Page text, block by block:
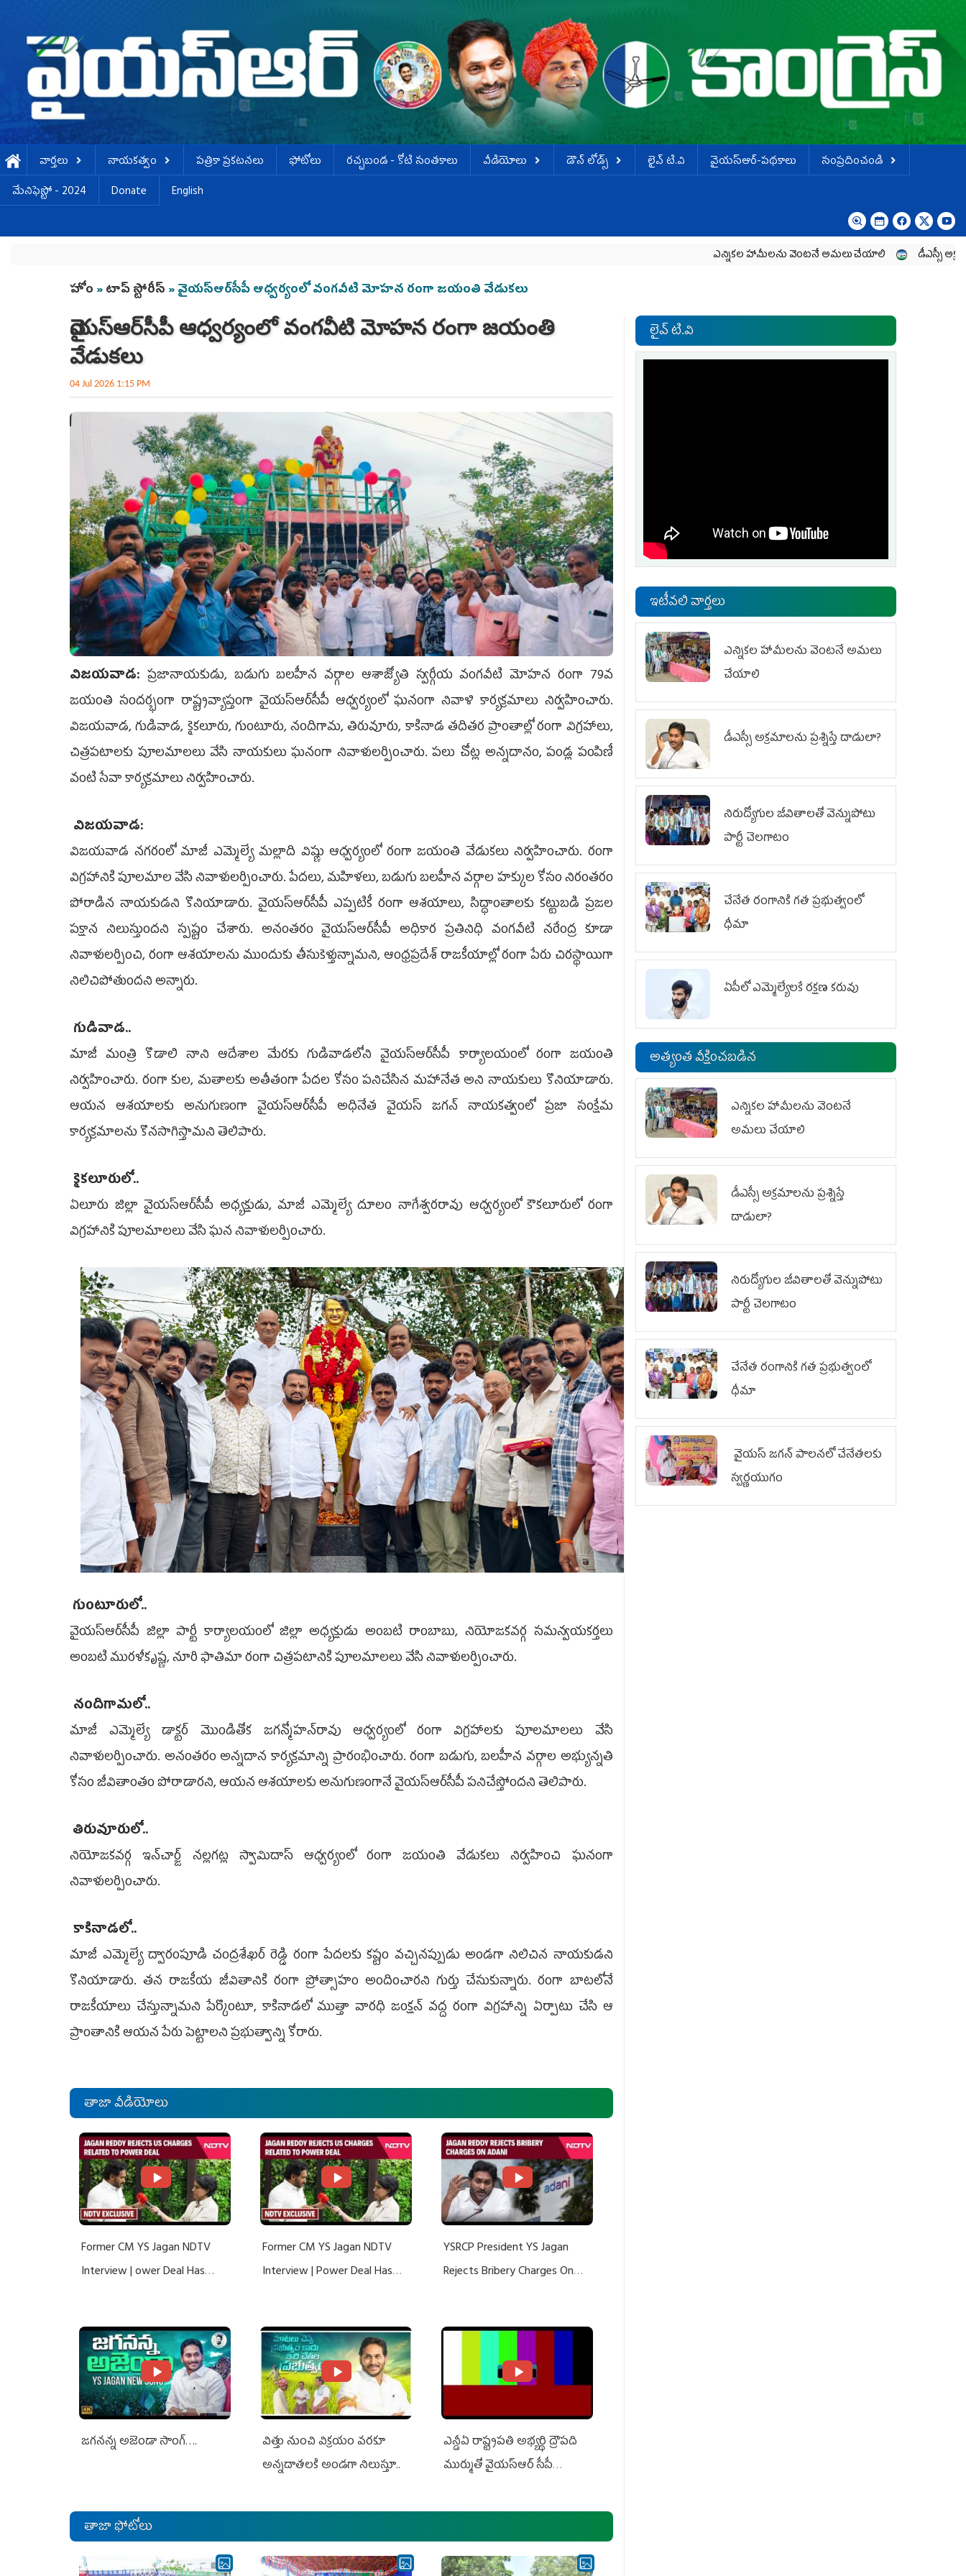
వార్తలు నాయకత్వం పత్రికా ప్రకటనలు ఫోటోలు ర‌చ్చ‌బండ‌ - కోటి సంత‌కాలు వీడియోలు డౌన్ లోడ్స్ లైవ్ టి.వి వైయస్ఆర్-పథకాలు
సంప్రదించండి
మేనిఫెస్టో - 2024
Donate English
ఎన్నికల హామీలను వెంటనే అమలు చేయాలి డీఎస్సీ అక్రమాలను
You are here
హోం »టాప్ స్టోరీస్ » వైయ‌స్ఆర్‌సీపీ ఆధ్వ‌ర్యంలో వంగవీటి మోహన రంగా జయంతి వేడుకలు
వైయ‌స్ఆర్‌సీపీ ఆధ్వ‌ర్యంలో వంగవీటి మోహన రంగా జయంతి
వేడుకలు
04 Jul 2026 1:15 PM
విజ‌య‌వాడ‌: ప్రజానాయకుడు, బడుగు బలహీన వర్గాల ఆశాజ్యోతి స్వర్గీయ వంగవీటి మోహన రంగా 79వ
జయంతి సందర్భంగా రాష్ట్రవ్యాప్తంగా వైయ‌స్ఆర్‌సీపీ ఆధ్వర్యంలో ఘనంగా నివాళి కార్యక్రమాలు నిర్వహించారు.
విజయవాడ, గుడివాడ, కైకలూరు, గుంటూరు, నందిగామ, తిరువూరు, కాకినాడ తదితర ప్రాంతాల్లో రంగా విగ్రహాలు,
చిత్రపటాలకు పూలమాలలు వేసి నాయకులు ఘనంగా నివాళులర్పించారు. పలు చోట్ల అన్నదానం, పండ్ల పంపిణీ
వంటి సేవా కార్యక్రమాలు నిర్వహించారు.
విజయవాడ:
విజయవాడ నగరంలో మాజీ ఎమ్మెల్యే మల్లాది విష్ణు ఆధ్వ‌ర్యంలో రంగా జ‌యంతి వేడుక‌లు నిర్వ‌హించారు. రంగా
విగ్రహానికి పూలమాల వేసి నివాళులర్పించారు. పేదలు, మహిళలు, బడుగు బలహీన వర్గాల హక్కుల కోసం నిరంతరం
పోరాడిన నాయకుడని కొనియాడారు. వైయ‌స్ఆర్‌సీపీ ఎప్పటికీ రంగా ఆశయాలు, సిద్ధాంతాలకు కట్టుబడి ప్రజల
పక్షాన నిలుస్తుందని స్పష్టం చేశారు. అనంతరం వైయ‌స్ఆర్‌సీపీ అధికార ప్రతినిధి వంగవీటి నరేంద్ర కూడా
నివాళులర్పించి, రంగా ఆశయాలను ముందుకు తీసుకెళ్తున్నామని, ఆంధ్రప్రదేశ్ రాజకీయాల్లో రంగా పేరు చిరస్థాయిగా
నిలిచిపోతుందని అన్నారు.
గుడివాడ..
మాజీ మంత్రి కొడాలి నాని ఆదేశాల మేర‌కు గుడివాడ‌లోని వైయ‌స్ఆర్‌సీపీ కార్యాలయంలో రంగా జయంతి
నిర్వహించారు. రంగా కుల, మతాలకు అతీతంగా పేదల కోసం పనిచేసిన మహానేత అని నాయకులు కొనియాడారు.
ఆయన ఆశయాలకు అనుగుణంగా వైయ‌స్ఆర్‌సీపీ అధినేత వైయ‌స్ జగన్ నాయకత్వంలో ప్రజా సంక్షేమ
కార్యక్రమాలను కొనసాగిస్తామని తెలిపారు.
కైకలూరులో..
ఏలూరు జిల్లా వైయ‌స్ఆర్‌సీపీ అధ్యక్షుడు, మాజీ ఎమ్మెల్యే దూలం నాగేశ్వరరావు ఆధ్వర్యంలో కౌక‌లూరులో రంగా
విగ్రహానికి పూలమాలలు వేసి ఘన నివాళులర్పించారు.
గుంటూరులో..
వైయ‌స్ఆర్‌సీపీ జిల్లా పార్టీ కార్యాలయంలో జిల్లా అధ్యక్షుడు అంబటి రాంబాబు, నియోజకవర్గ సమన్వయకర్తలు
అంబటి మురళీకృష్ణ, నూరి ఫాతిమా రంగా చిత్రపటానికి పూలమాలలు వేసి నివాళులర్పించారు.
నందిగామలో..
మాజీ ఎమ్మెల్యే డాక్టర్ మొండితోక జగన్మోహన్‌రావు ఆధ్వర్యంలో రంగా విగ్రహాలకు పూలమాలలు వేసి
నివాళులర్పించారు. అనంతరం అన్నదాన కార్యక్రమాన్ని ప్రారంభించారు. రంగా బడుగు, బలహీన వర్గాల అభ్యున్నతి
కోసం జీవితాంతం పోరాడారని, ఆయన ఆశయాలకు అనుగుణంగానే వైయ‌స్ఆర్‌సీపీ పనిచేస్తోందని తెలిపారు.
తిరువూరులో..
నియోజకవర్గ ఇన్‌చార్జ్ నల్లగట్ల స్వామిదాస్ ఆధ్వర్యంలో రంగా జయంతి వేడుకలు నిర్వహించి ఘనంగా
నివాళులర్పించారు.
కాకినాడలో..
మాజీ ఎమ్మెల్యే ద్వారంపూడి చంద్రశేఖర్ రెడ్డి రంగా పేదలకు కష్టం వచ్చినప్పుడు అండగా నిలిచిన నాయకుడని
కొనియాడారు. తన రాజకీయ జీవితానికి రంగా ప్రోత్సాహం అందించారని గుర్తు చేసుకున్నారు. రంగా బాటలోనే
రాజకీయాలు చేస్తున్నామని పేర్కొంటూ, కాకినాడలో ముత్తా వారధి జంక్షన్ వద్ద రంగా విగ్రహాన్ని ఏర్పాటు చేసి ఆ
ప్రాంతానికి ఆయన పేరు పెట్టాలని ప్రభుత్వాన్ని కోరారు.
తాజా వీడియోలు
Former CM YS Jagan NDTV
Interview | ower Deal Has
Former CM YS Jagan NDTV
Interview | Power Deal Has
YSRCP President YS Jagan
Rejects Bribery Charges On
జగనన్న అజెండా సాంగ్….
విత్తు నుంచి విక్రయం వరకూ
అన్నదాతలకి అండగా నిలుస్తూ..
ఎన్డీఏ రాష్ట్ర‌ప‌తి అభ్య‌ర్థి ద్రౌప‌ది
ముర్ముతో వైయ‌స్ఆర్ సీపీ
ఎమ్మెల్యేలు, ఎంపీల స‌మావేశం
తాజా ఫోటోలు
లైవ్ టి.వి
ఇటీవలి వార్తలు
ఎన్నికల హామీలను వెంటనే అమలు
చేయాలి
డీఎస్సీ అక్రమాలను ప్రశ్నిస్తే దాడులా?
నిరుద్యోగుల జీవితాలతో వెన్నుపోటు
పార్టీ చెలగాటం
చేనేత రంగానికి గత ప్రభుత్వంలో
ధీమా
ఏపీలో ఎమ్మెల్యేల‌కే ర‌క్ష‌ణ క‌రువు
అత్యంత వీక్షించబడిన
ఎన్నికల హామీలను వెంటనే
అమలు చేయాలి
డీఎస్సీ అక్రమాలను ప్రశ్నిస్తే
దాడులా?
నిరుద్యోగుల జీవితాలతో వెన్నుపోటు
పార్టీ చెలగాటం
చేనేత రంగానికి గత ప్రభుత్వంలో
ధీమా
వైయ‌స్ జగన్ పాలనలో చేనేతలకు
స్వర్ణయుగం